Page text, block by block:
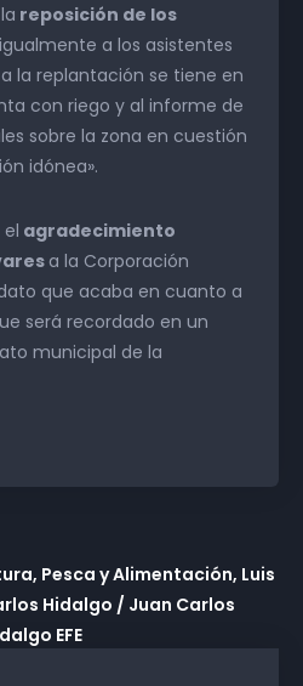
reposición de los
a los asistentes
la replantación se tiene en
con riego y al informe de
sobre la zona en cuestión
idónea».
agradecimiento
a la Corporación
que acaba en cuanto a
será recordado en un
municipal de la